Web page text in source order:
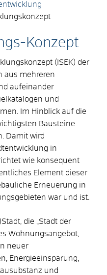
Konzept
(ISEK) der
aus mehreren
aufeinander
und
Im Hinblick auf die
Bausteine
Damit wird
in
wie konsequent
Element dieser
Erneuerung in
war und ist.
die „Stadt der
Wohnungsangebot,
neuer
Energieeinsparung,
und